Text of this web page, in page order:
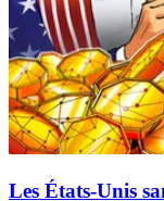
Les États-Unis